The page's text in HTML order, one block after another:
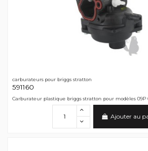
carburateurs pour briggs stratton
591160
Carburateur plastique briggs stratton pour modèles 09P
Ajouter au